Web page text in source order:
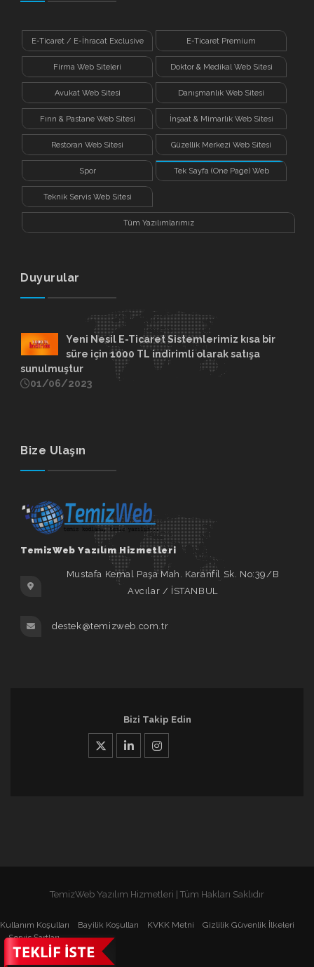
E-Ticaret / E-İhracat Exclusive E-Ticaret Premium
Firma Web Siteleri Doktor & Medikal Web Sitesi
Avukat Web Sitesi Danışmanlık Web Sitesi
Fırın & Pastane Web Sitesi İnşaat & Mimarlık Web Sitesi
Restoran Web Sitesi Güzellik Merkezi Web Sitesi
Spor Tek Sayfa (One Page) Web
Teknik Servis Web Sitesi
Tüm Yazılımlarımız
Duyurular
Yeni Nesil E-Ticaret Sistemlerimiz kısa bir
süre için 1000 TL indirimli olarak satışa
sunulmuştur
01/06/2023
Bize Ulaşın
TemizWeb Yazılım Hizmetleri
Mustafa Kemal Paşa Mah. Karanfil Sk. No:39/B
Avcılar / İSTANBUL
destek@temizweb.com.tr
Bizi Takip Edin
TemizWeb Yazılım Hizmetleri | Tüm Hakları Saklıdır
Kullanım Koşulları Bayilik Koşulları KVKK Metni
Gizlilik Güvenlik İlkeleri
Servis Şartları